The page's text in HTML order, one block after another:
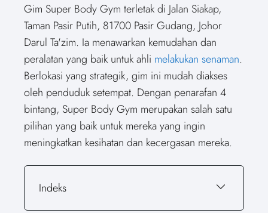
Gim Super Body Gym terletak di Jalan Siakap,
Taman Pasir Putih, 81700 Pasir Gudang, Johor
Darul Ta'zim. Ia menawarkan kemudahan dan
peralatan yang baik untuk ahli melakukan senaman.
Berlokasi yang strategik, gim ini mudah diakses
oleh penduduk setempat. Dengan penarafan 4
bintang, Super Body Gym merupakan salah satu
pilihan yang baik untuk mereka yang ingin
meningkatkan kesihatan dan kecergasan mereka.
Indeks